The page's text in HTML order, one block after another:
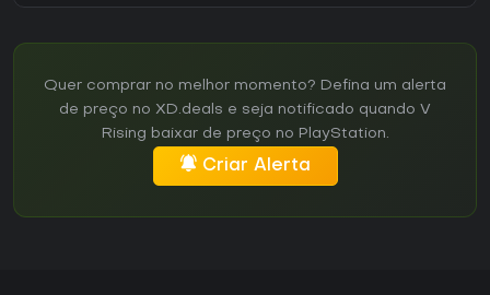
Quer comprar no melhor momento? Defina um alerta
de preço no XD.deals e seja notificado quando V
Rising baixar de preço no PlayStation.
Criar Alerta